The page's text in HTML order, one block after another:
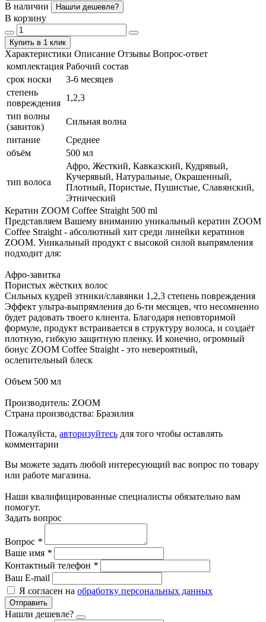
В наличии Нашли дешевле?
В корзину
Купить в 1 клик
Характеристики Описание Отзывы Вопрос-ответ
комплектация Рабочий состав
срок носки
3-6 месяцев
степень
повреждения
1,2,3
тип волны
(завиток)
Сильная волна
питание
Среднее
объём
500 мл
тип волоса
Афро, Жесткий, Кавказский, Кудрявый,
Кучерявый, Натуральные, Окрашенный,
Плотный, Пористые, Пушистые, Славянский,
Этнический
Кератин ZOOM Coffee Straight 500 ml
Представляем Вашему вниманию уникальный кератин ZOOM
Coffee Straight - абсолютный хит среди линейки кератинов
ZOOM. Уникальный продукт с высокой силой выпрямления
подходит для:
Афро-завитка
Пористых жёстких волос
Сильных кудрей этники/славянки 1,2,3 степень повреждения
Эффект ультра-выпрямления до 6-ти месяцев, что несомненно
будет радовать твоего клиента. Благодаря неповторимой
формуле, продукт встраивается в структуру волоса, и создаёт
плотную, гибкую защитную пленку. И конечно, огромный
бонус ZOOM Coffee Straight - это невероятный,
ослепительный блеск
Объем 500 мл
Производитель: ZOOM
Страна производства: Бразилия
Пожалуйста, авторизуйтесь для того чтобы оставлять
комментарии
Вы можете задать любой интересующий вас вопрос по товару
или работе магазина.
Наши квалифицированные специалисты обязательно вам
помогут.
Задать вопрос
Вопрос *
Ваше имя *
Контактный телефон *
Ваш E-mail
Я согласен на обработку персональных данных
Отправить
Нашли дешевле?